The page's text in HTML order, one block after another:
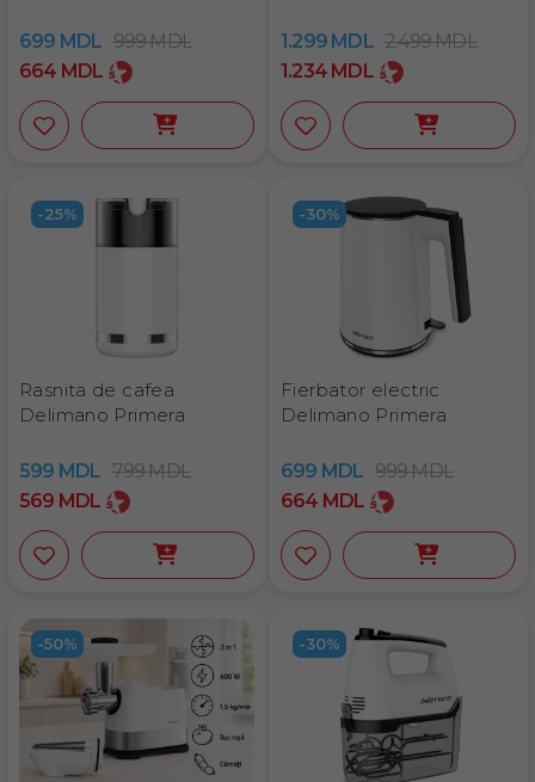
699 MDL 999MDL
664 MDL
1.299 MDL 2.499MDL
1.234 MDL
-25%
Rasnita de cafea
Delimano Primera
599 MDL 799MDL
569 MDL
-30%
Fierbator electric
Delimano Primera
699 MDL 999MDL
664 MDL
-50% -30%